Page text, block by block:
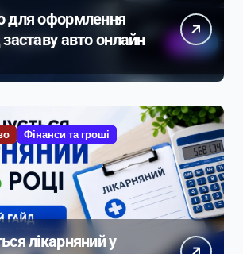
для оформлення
авто онлайн
Фінанси та гроші
лікарняний у